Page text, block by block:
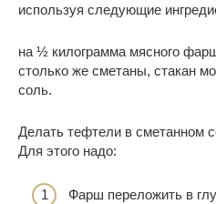
используя следующие
на ½ килограмма мясного
столько же сметаны, стакан
соль.
Делать тефтели в сметанном
Для этого надо:
Фарш переложить в